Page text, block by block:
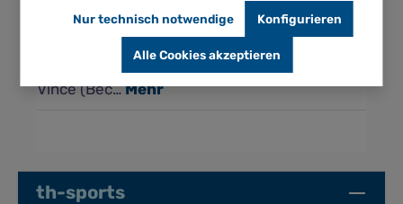
Ein tolles Geschenk für Kinder zur
Schöne Geschichten rund um Pinky, Ray und
Vince (Bec…Mehr
th-sports
Nur technisch notwendige Konfigurieren
Alle Cookies akzeptieren